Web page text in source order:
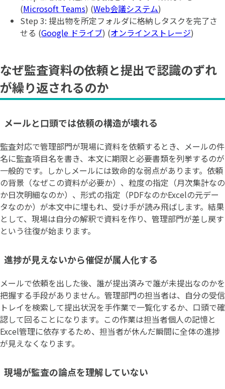
(Microsoft Teams) (Web会議システム)
Step 3: 提出物を所定フォルダに格納しタスクを完了さ
せる (Google ドライブ) (オンラインストレージ)
なぜ監査資料の依頼と提出で認識のずれ
が繰り返されるのか
メールと口頭では依頼の構造が壊れる
監査対応で管理部門が現場に資料を依頼するとき、メールの件
名に監査項目名を書き、本文に期限と必要書類を列挙するのが
一般的です。しかしメールには致命的な弱点があります。依頼
の背景（なぜこの資料が必要か）、粒度の指定（月次集計なの
か日次明細なのか）、形式の指定（PDFなのかExcelの元デー
タなのか）が本文中に埋もれ、受け手が読み飛ばします。結果
として、現場は自分の解釈で資料を作り、管理部門が差し戻す
という往復が始まります。
進捗が見えないから催促が属人化する
メールで依頼を出した後、誰が提出済みで誰が未提出なのかを
把握する手段がありません。管理部門の担当者は、自分の受信
トレイを検索して提出状況を手作業で一覧化するか、口頭で確
認して回ることになります。この作業は担当者個人の記憶と
Excel管理に依存するため、担当者が休んだ瞬間に全体の進捗
が見えなくなります。
現場が監査の論点を理解していない